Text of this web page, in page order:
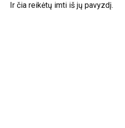
Ir čia reikėtų imti iš jų pavyzdį.